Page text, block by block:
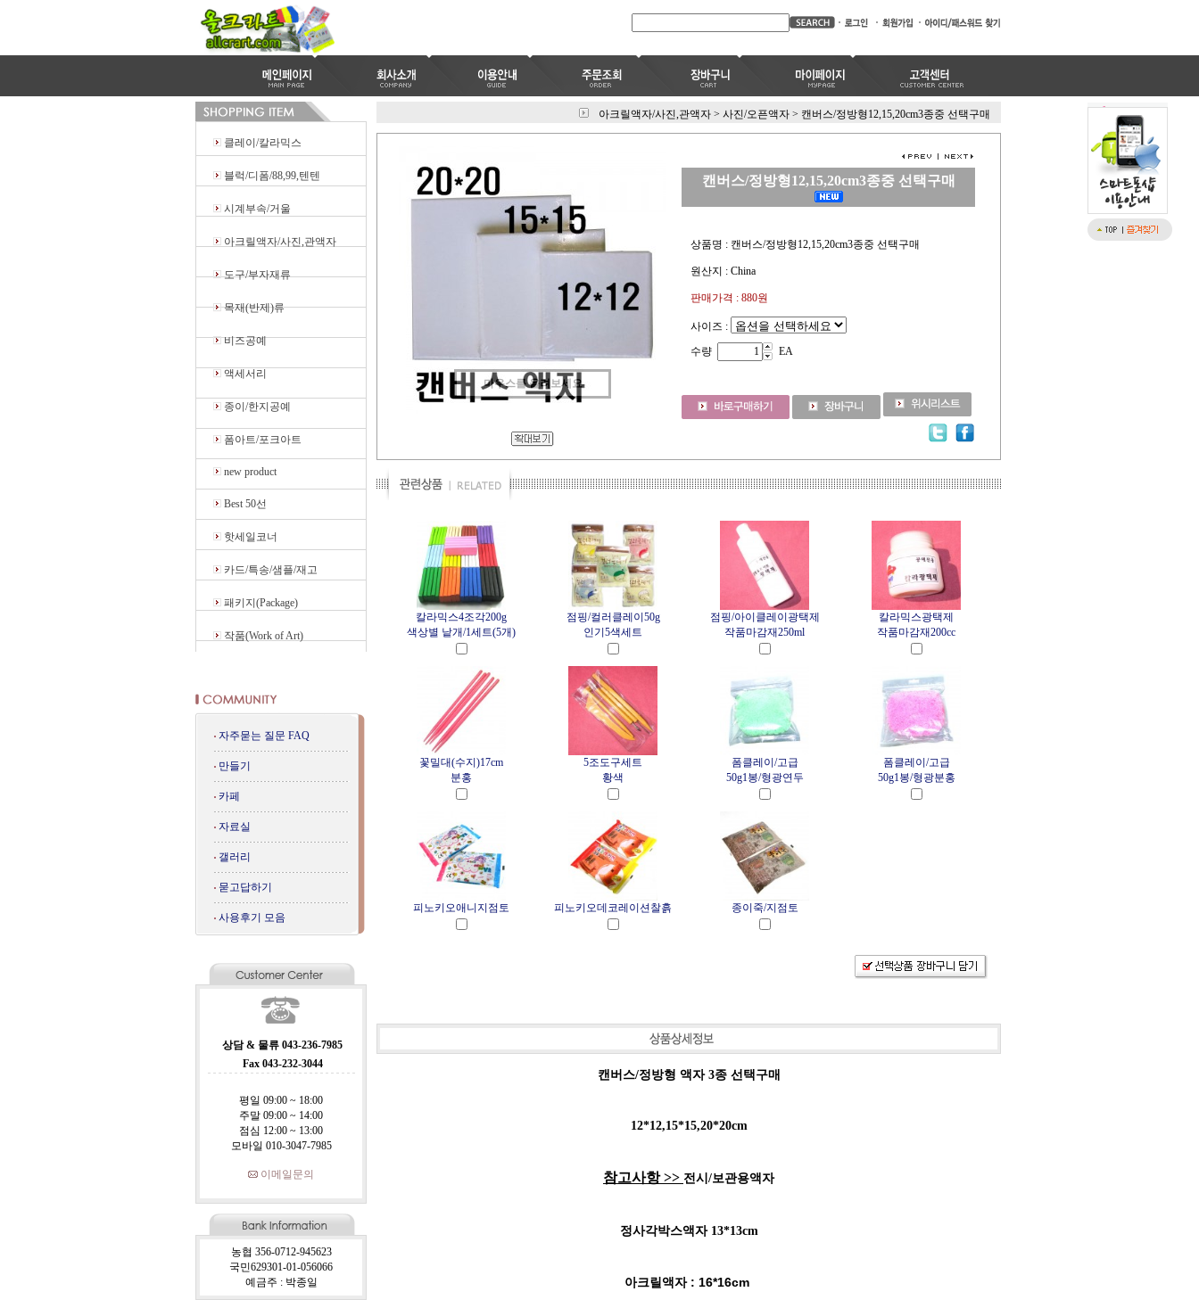
클레이/칼라믹스
블럭/디폼/88,99,텐텐
시계부속/거울
아크릴액자/사진,관액자
도구/부자재류
목재(반제)류
비즈공예
액세서리
종이/한지공예
폼아트/포크아트
new product
Best 50선
핫세일코너
카드/특송/샘플/재고
패키지(Package)
작품(Work of Art)
자주묻는 질문 FAQ
만들기
카페
자료실
갤러리
묻고답하기
사용후기 모음
상담 & 물류 043-236-7985
Fax 043-232-3044
평일 09:00 ~ 18:00
주말 09:00 ~ 14:00
점심 12:00 ~ 13:00
모바일 010-3047-7985
이메일문의
농협 356-0712-945623
국민629301-01-056066
예금주 : 박종일
아크릴액자/사진,관액자 > 사진/오픈액자 > 캔버스/정방형12,15,20cm3종중 선택구매
마우스를 올려보세요
캔버스/정방형12,15,20cm3종중 선택구매
상품명 : 캔버스/정방형12,15,20cm3종중 선택구매
원산지 : China
판매가격 : 880원
사이즈 :
수량
EA
칼라믹스4조각200g
색상별 낱개/1세트(5개)
점핑/컬러클레이50g
인기5색세트
점핑/아이클레이광택제
작품마감재250ml
칼라믹스광택제
작품마감재200cc
꽃밀대(수지)17cm
분홍
5조도구세트
황색
폼클레이/고급
50g1봉/형광연두
폼클레이/고급
50g1봉/형광분홍
피노키오애니지점토 피노키오데코레이션찰흙 종이죽/지점토
캔버스/정방형 액자 3종 선택구매
12*12,15*15,20*20cm
참고사항 >> 전시/보관용액자
정사각박스액자 13*13cm
아크릴액자 : 16*16cm